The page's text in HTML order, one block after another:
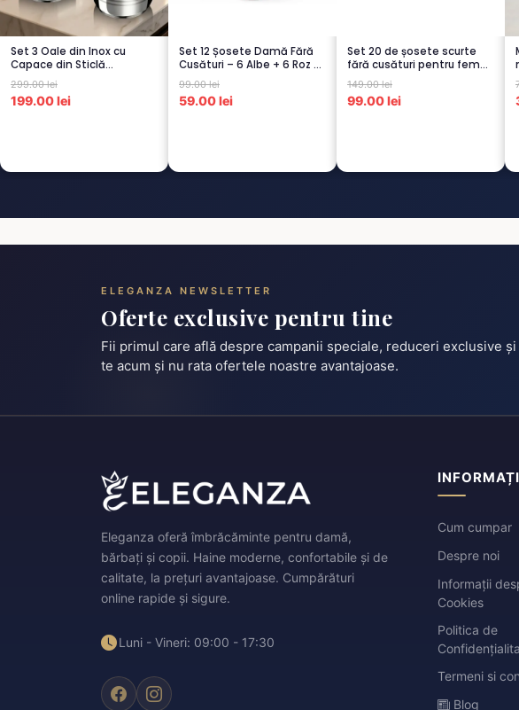
Set 3 Oale din Inox cu
Capace din Sticlă
Termorezistent...
299.00 lei
199.00 lei
Set 12 Șosete Damă Fără
Cusături – 6 Albe + 6 Roz –
Scu...
99.00 lei
59.00 lei
Set 20 de șosete scurte
fără cusături pentru femei
– 5...
149.00 lei
99.00 lei
ELEGANZA NEWSLETTER
Oferte exclusive pentru tine
Fii primul care află despre campanii speciale, reduceri exclusive
te acum și nu rata ofertele noastre avantajoase.
Eleganza oferă îmbrăcăminte pentru damă,
bărbați și copii. Haine moderne, confortabile și de
calitate, la prețuri avantajoase. Cumpărături
online rapide și sigure.
Luni - Vineri: 09:00 - 17:30
Cum cumpar
Despre noi
Informații
Cookies
Politica de
Termeni si
Blog